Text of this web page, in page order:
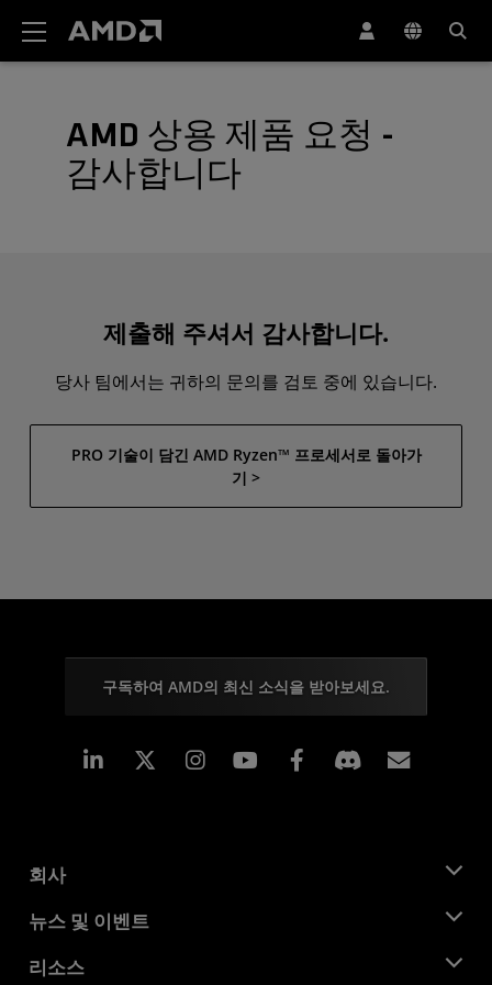
AMD 상용 제품 요청 -
감사합니다
제출해 주셔서 감사합니다.
당사 팀에서는 귀하의 문의를 검토 중에 있습니다.
PRO 기술이 담긴 AMD Ryzen™ 프로세서로 돌아가
기 >
구독하여 AMD의 최신 소식을 받아보세요.
Linkedin Instagram Facebook
회사
AMD 소개
기업의 사회적 책임
뉴스 및 이벤트
뉴스룸
리소스